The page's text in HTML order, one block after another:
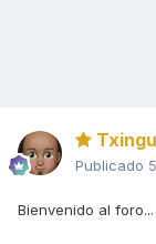
Publicado
Bienvenido al foro...